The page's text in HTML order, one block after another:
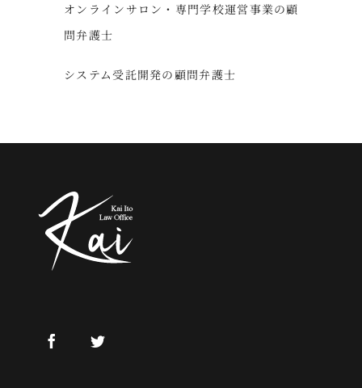
オンラインサロン・専門学校運営事業の顧
問弁護士
システム受託開発の顧問弁護士